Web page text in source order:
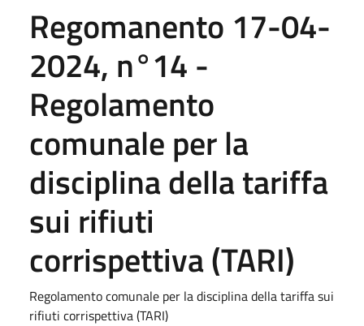
Regomanento 17-04-
2024, n°14 -
Regolamento
comunale per la
disciplina della tariffa
sui rifiuti
corrispettiva (TARI)
Regolamento comunale per la disciplina della tariffa sui
rifiuti corrispettiva (TARI)